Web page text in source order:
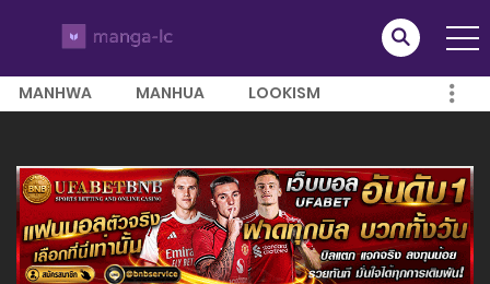
MANHWA MANHUA LOOKISM